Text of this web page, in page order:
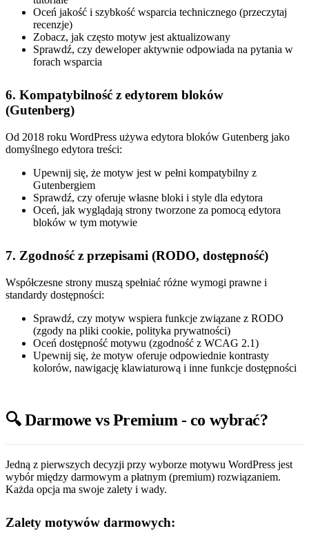
Oceń jakość i szybkość wsparcia technicznego (przeczytaj
recenzje)
Zobacz, jak często motyw jest aktualizowany
Sprawdź, czy deweloper aktywnie odpowiada na pytania w
forach wsparcia
6. Kompatybilność z edytorem bloków
(Gutenberg)
Od 2018 roku WordPress używa edytora bloków Gutenberg jako
domyślnego edytora treści:
Upewnij się, że motyw jest w pełni kompatybilny z
Gutenbergiem
Sprawdź, czy oferuje własne bloki i style dla edytora
Oceń, jak wyglądają strony tworzone za pomocą edytora
bloków w tym motywie
7. Zgodność z przepisami (RODO, dostępność)
Współczesne strony muszą spełniać różne wymogi prawne i
standardy dostępności:
Sprawdź, czy motyw wspiera funkcje związane z RODO
(zgody na pliki cookie, polityka prywatności)
Oceń dostępność motywu (zgodność z WCAG 2.1)
Upewnij się, że motyw oferuje odpowiednie kontrasty
kolorów, nawigację klawiaturową i inne funkcje dostępności
🔍 Darmowe vs Premium - co wybrać?
Jedną z pierwszych decyzji przy wyborze motywu WordPress jest
wybór między darmowym a płatnym (premium) rozwiązaniem.
Każda opcja ma swoje zalety i wady.
Zalety motywów darmowych: